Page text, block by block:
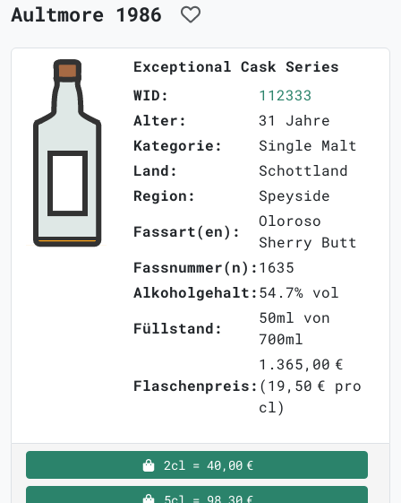
Aultmore 1986
Exceptional Cask Series
WID:
112333
Alter:
31 Jahre
Kategorie:
Single Malt
Land:
Schottland
Region:
Speyside
Fassart(en):
Oloroso
Sherry Butt
Fassnummer(n):1635
Alkoholgehalt:54.7% vol
Füllstand:
50ml von
700ml
Flaschenpreis:
1.365,00 €
(19,50 € pro
cl)
2cl = 40,00 €